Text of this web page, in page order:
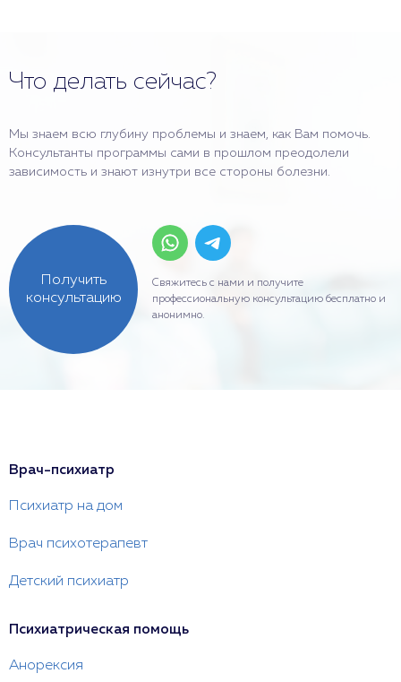
Что делать сейчас?
Мы знаем всю глубину проблемы и знаем, как Вам помочь.
Консультанты программы сами в прошлом преодолели
зависимость и знают изнутри все стороны болезни.
Получить
консультацию
Свяжитесь с нами и получите
профессиональную консультацию бесплатно и
анонимно.
Врач-психиатр
Психиатр на дом
Врач психотерапевт
Детский психиатр
Психиатрическая помощь
Анорексия